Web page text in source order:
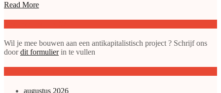
Read More
Wil je mee bouwen aan een antikapitalistisch project ? Schrijf ons
doordit formulierin te vullen
augustus 2026